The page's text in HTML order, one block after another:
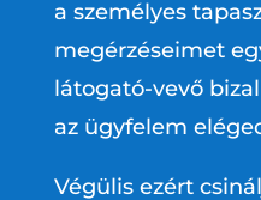
a személyes
megérzéseimet
látogató-vevő
az ügyfelem
Végülis ezért